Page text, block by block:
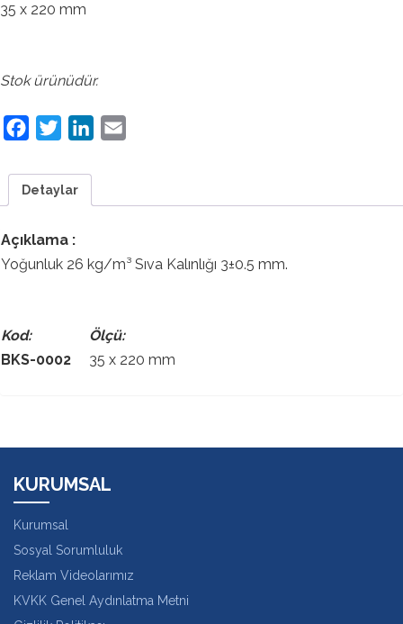
35 x 220 mm
Stok ürünüdür.
FacebookTwitterLinkedIn
Detaylar
Açıklama :
Yoğunluk 26 kg/m³ Sıva Kalınlığı 3±0.5 mm.
Kod: Ölçü:
BKS-0002 35 x 220 mm
KURUMSAL
Kurumsal
Sosyal Sorumluluk
Reklam Videolarımız
KVKK Genel Aydınlatma Metni